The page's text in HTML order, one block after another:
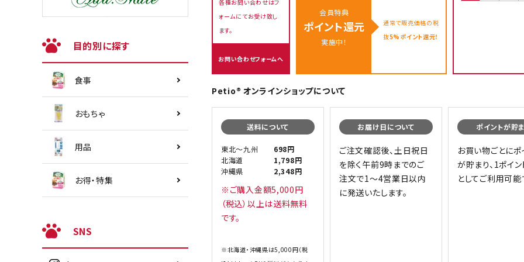
目的別に探す
食事
おもちゃ
用品
お得・特集
SNS
各種お問い合わせはフ
ォームにてお受け致し
ます。
お問い合わせフォームへ
会員特典
ポイント還元
実施中！
通常で販売価格の税
抜5%ポイント還元！
Petio® オンラインショップについて
送料について
東北〜九州
698円
北海道
1,798円
沖縄県
2,348円
※ご購入金額5,000円
（税込）以上は送料無料
です。
※北海道・沖縄県は5,000円（税
お届け日について
ご注文確認後、土日祝日
を除く午前9時までのご
注文で1～4営業日以内
に発送いたします。
ポイントが貯
お買い物ごとにポ
が貯まり、1ポイ
としてご利用可能